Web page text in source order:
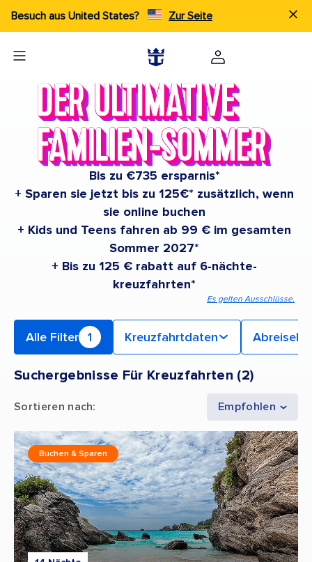
Besuch aus United States? Zur Seite
Bis zu €735 ersparnis*
+ Sparen sie jetzt bis zu 125€* zusätzlich, wenn
sie online buchen
+ Kids und Teens fahren ab 99 € im gesamten
Sommer 2027*
+ Bis zu 125 € rabatt auf 6-nächte-
kreuzfahrten*
Es gelten Ausschlüsse.
Alle Filter 1 Kreuzfahrtdaten
Suchergebnisse Für Kreuzfahrten (2)
Sortieren nach: Empfohlen
Buchen & Sparen